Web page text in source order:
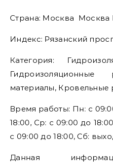
Страна: Москва Москва
Индекс: Рязанский
Категория:
материалы, Кровельные
Время работы: Пн: с
18:00, Ср: с 09:00 до
с 09:00 до 18:00, Сб:
Данная